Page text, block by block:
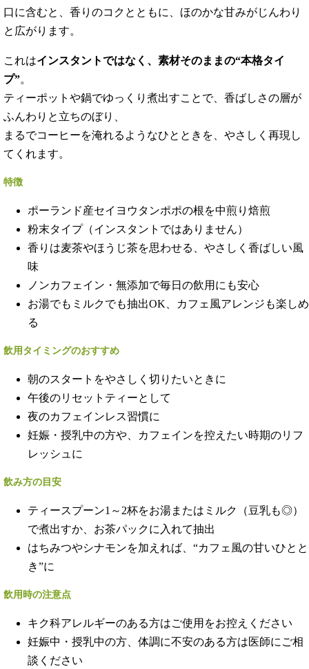
口に含むと、香りのコクとともに、ほのかな甘みがじんわり
と広がります。
これはインスタントではなく、素材そのままの“本格タイ
プ”。
ティーポットや鍋でゆっくり煮出すことで、香ばしさの層が
ふんわりと立ちのぼり、
まるでコーヒーを淹れるようなひとときを、やさしく再現し
てくれます。
特徴
ポーランド産セイヨウタンポポの根を中煎り焙煎
粉末タイプ（インスタントではありません）
香りは麦茶やほうじ茶を思わせる、やさしく香ばしい風
味
ノンカフェイン・無添加で毎日の飲用にも安心
お湯でもミルクでも抽出OK、カフェ風アレンジも楽しめ
る
飲用タイミングのおすすめ
朝のスタートをやさしく切りたいときに
午後のリセットティーとして
夜のカフェインレス習慣に
妊娠・授乳中の方や、カフェインを控えたい時期のリフ
レッシュに
飲み方の目安
ティースプーン1～2杯をお湯またはミルク（豆乳も◎）
で煮出すか、お茶パックに入れて抽出
はちみつやシナモンを加えれば、“カフェ風の甘いひとと
き”に
飲用時の注意点
キク科アレルギーのある方はご使用をお控えください
妊娠中・授乳中の方、体調に不安のある方は医師にご相
談ください